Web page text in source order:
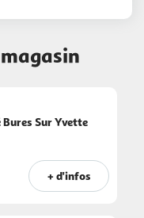
Sur Yvette
+ d'infos